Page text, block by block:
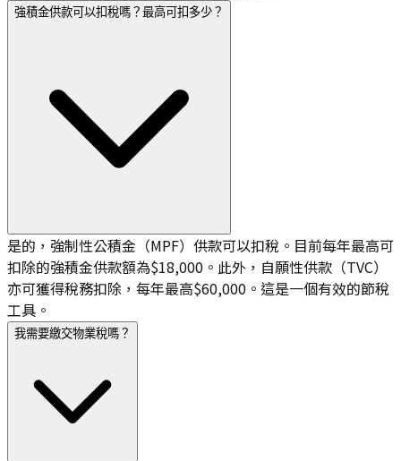
強積金供款可以扣稅嗎？最高可扣多少？
是的，強制性公積金（MPF）供款可以扣稅。目前每年最高可
扣除的強積金供款額為$18,000。此外，自願性供款（TVC）
亦可獲得稅務扣除，每年最高$60,000。這是一個有效的節稅
工具。
我需要繳交物業稅嗎？